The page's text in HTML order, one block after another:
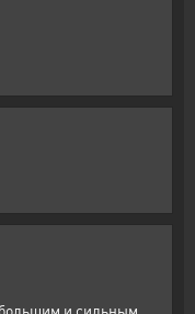
и сильным...